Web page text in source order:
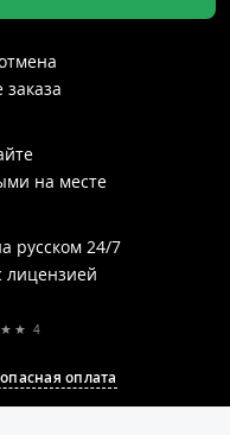
на месте
русском 24/7
лицензией
оплата
4